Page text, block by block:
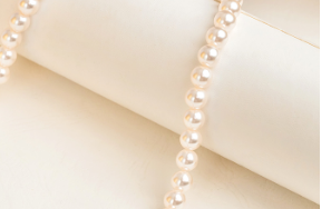
後，可選擇「超商條碼／台灣大直營門市／銀行轉
」等通路繳費。
大股份有限公司」（以下簡稱本公司）所提供，讓
服務購買商品或服務，並由商店將買賣／分期付款
後，依約使用本公司帳單繳交帳款。
哥付你分期」之契約關係目的，商店將以您的個人
地址）提供予台灣大哥大進項蒐集、處理及利用，
期帳單所需資料之確認、核對及更正。
先享後付」後，將跳轉至「AFTEE先享後付」
並確認金額後，即可完成結帳。
將收到繳費通知簡訊。
14天內，點擊此簡訊中的連結，可透過四大超商／
方式進行付款，方視為交易完成。
當下不需立刻繳費，但若您需要取消訂單，請聯絡
家同意取消之訂單仍視為有效，需透過AFTEE先享
先享後付 」之結帳頁面顯示為準，若有關於
取消欲退款等相關疑問，請聯繫「AFTEE先享後付
含以上)免運費
含以上)免運費
含以上)免運費